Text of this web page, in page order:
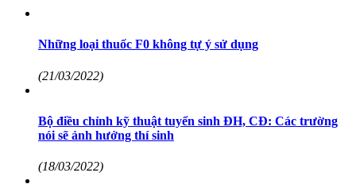
Những loại thuốc F0 không tự ý sử dụng
(21/03/2022)
Bộ điều chỉnh kỹ thuật tuyển sinh ĐH, CĐ: Các trường
nói sẽ ảnh hưởng thí sinh
(18/03/2022)